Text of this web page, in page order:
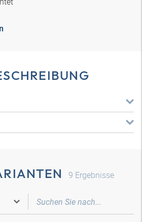
9 Ergebnisse